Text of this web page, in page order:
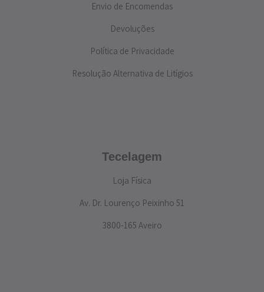
Envio de Encomendas
Devoluções
Política de Privacidade
Resolução Alternativa de Litígios
Tecelagem
Loja Física
Av. Dr. Lourenço Peixinho 51
3800-165 Aveiro